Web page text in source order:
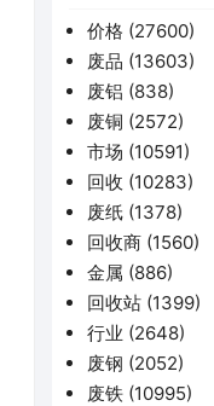
价格 (27600)
废品 (13603)
废铝 (838)
废铜 (2572)
市场 (10591)
回收 (10283)
废纸 (1378)
回收商 (1560)
金属 (886)
回收站 (1399)
行业 (2648)
废钢 (2052)
废铁 (10995)